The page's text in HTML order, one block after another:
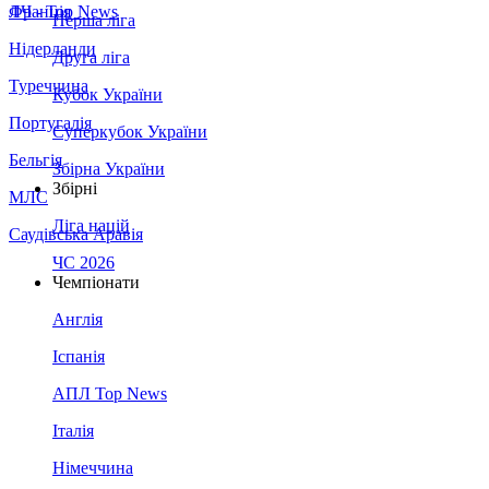
Франція
Нідерланди
Туреччина
Португалія
Бельгія
МЛС
Саудівська Аравія
ЛЧ - Top News
Перша ліга
Друга ліга
Кубок України
Суперкубок України
Збірна України
Збірні
Ліга націй
ЧС 2026
Чемпіонати
Англія
Іспанія
АПЛ Top News
Італія
Німеччина